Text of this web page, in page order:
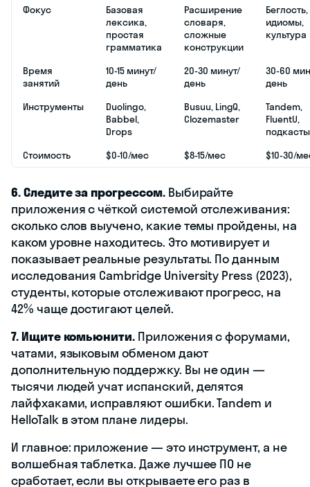
Фокус
Базовая
лексика,
простая
грамматика
Расширение
словаря,
сложные
конструкции
Беглость,
идиомы,
культура
Время
занятий
10-15 минут/
день
20-30 минут/
день
30-60
день
Инструменты
Duolingo,
Babbel,
Drops
Busuu, LingQ,
Clozemaster
Tandem,
FluentU,
подкасты
Стоимость
$0-10/мес $8-15/мес $10-30/
6. Следите за прогрессом.Выбирайте
приложения с чёткой системой отслеживания:
сколько слов выучено, какие темы пройдены, на
каком уровне находитесь. Это мотивирует и
показывает реальные результаты. По данным
исследования Cambridge University Press (2023),
студенты, которые отслеживают прогресс, на
42% чаще достигают целей.
7. Ищите комьюнити. Приложения с форумами,
чатами, языковым обменом дают
дополнительную поддержку. Вы не один —
тысячи людей учат испанский, делятся
лайфхаками, исправляют ошибки. Tandem и
HelloTalk в этом плане лидеры.
И главное: приложение — это инструмент, а не
волшебная таблетка. Даже лучшее ПО не
сработает, если вы открываете его раз в